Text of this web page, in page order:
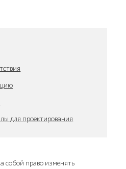
для проектирования
собой право изменять